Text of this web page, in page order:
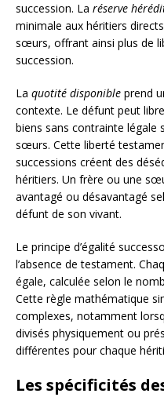
succession. La réserve
minimale aux héritiers
sœurs, offrant ainsi plus de
succession.
La quotité disponible prend
contexte. Le défunt peut
biens sans contrainte légale
sœurs. Cette liberté
successions créent des
héritiers. Un frère ou une
avantagé ou désavantagé
défunt de son vivant.
Le principe d’égalité
l’absence de testament.
égale, calculée selon le
Cette règle mathématique
complexes, notamment
divisés physiquement ou
différentes pour chaque
Les spécificités